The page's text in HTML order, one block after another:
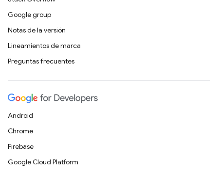
Google group
Notas de la versión
Lineamientos de marca
Preguntas frecuentes
Android
Chrome
Firebase
Google Cloud Platform